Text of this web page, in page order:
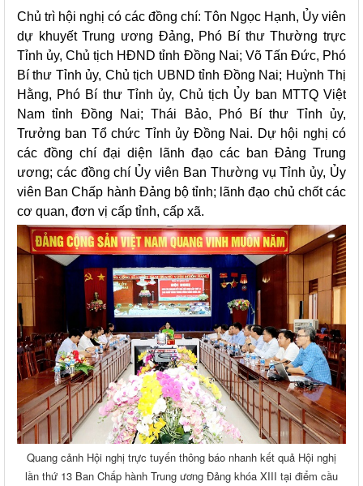
Chủ trì hội nghị có các đồng chí: Tôn Ngọc Hạnh, Ủy viên
dự khuyết Trung ương Đảng, Phó Bí thư Thường trực
Tỉnh ủy, Chủ tịch HĐND tỉnh Đồng Nai; Võ Tấn Đức, Phó
Bí thư Tỉnh ủy, Chủ tịch UBND tỉnh Đồng Nai; Huỳnh Thị
Hằng, Phó Bí thư Tỉnh ủy, Chủ tịch Ủy ban MTTQ Việt
Nam tỉnh Đồng Nai; Thái Bảo, Phó Bí thư Tỉnh ủy,
Trưởng ban Tổ chức Tỉnh ủy Đồng Nai. Dự hội nghị có
các đồng chí đại diện lãnh đạo các ban Đảng Trung
ương; các đồng chí Ủy viên Ban Thường vụ Tỉnh ủy, Ủy
viên Ban Chấp hành Đảng bộ tỉnh; lãnh đạo chủ chốt các
cơ quan, đơn vị cấp tỉnh, cấp xã.
Quang cảnh Hội nghị trực tuyến thông báo nhanh kết quả Hội nghị
lần thứ 13 Ban Chấp hành Trung ương Đảng khóa XIII tại điểm cầu